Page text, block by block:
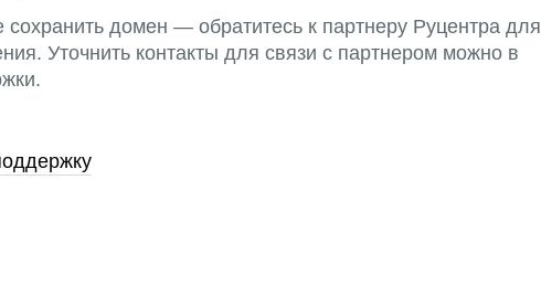
сохранить домен — обратитесь к партнеру Руцентра для
Уточнить контакты для связи с партнером можно в